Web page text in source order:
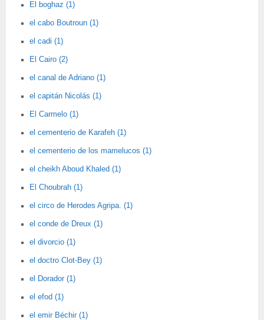
El boghaz (1)
el cabo Boutroun (1)
el cadi (1)
El Cairo (2)
el canal de Adriano (1)
el capitán Nicolás (1)
El Carmelo (1)
el cementerio de Karafeh (1)
el cementerio de los mamelucos (1)
el cheikh Aboud Khaled (1)
El Choubrah (1)
el circo de Herodes Agripa. (1)
el conde de Dreux (1)
el divorcio (1)
el doctro Clot-Bey (1)
el Dorador (1)
el efod (1)
el emir Béchir (1)